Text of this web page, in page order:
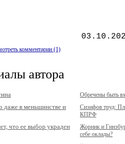
комментарии (1)
автора
Обречены быть
в меньшинстве и
Сизифов труд:
КПРФ
что ее выбор украден
Жорник и
себе оклады?